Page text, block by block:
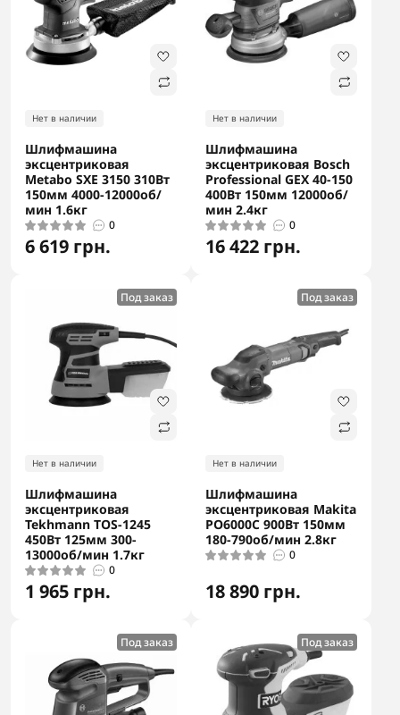
Нет в наличии
Шлифмашина
эксцентриковая
Metabo SXE 3150 310Вт
150мм 4000-12000об/
мин 1.6кг
0
6 619 грн.
Нет в наличии
Шлифмашина
эксцентриковая Bosch
Professional GEX 40-150
400Вт 150мм 12000об/
мин 2.4кг
0
16 422 грн.
Под заказ
Нет в наличии
Шлифмашина
эксцентриковая
Tekhmann TOS-1245
450Вт 125мм 300-
13000об/мин 1.7кг
0
1 965 грн.
Под заказ
Нет в наличии
Шлифмашина
эксцентриковая Makita
PO6000C 900Вт 150мм
180-790об/мин 2.8кг
0
18 890 грн.
Под заказ Под заказ